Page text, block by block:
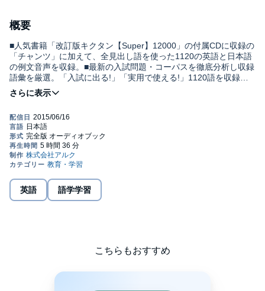
概要
■人気書籍「改訂版キクタン【Super】12000」の付属CDに収録の
「チャンツ」に加えて、全見出し語を使った1120の英語と日本語
の例文音声を収録。■最新の入試問題・コーパスを徹底分析し収録
語彙を厳選。「入試に出る!」「実用で使える!」1120語を収録し
ました。超難関大学突破、ネイティブ並みの単語力の獲得を目標
とする方におすすめです。※例文音声は、書籍の付属CDには収録
報は含まれておりません。書籍と合わせて学習することをおすす
めします。※対象レベル:難関大学レベル/TOEICスコア600以上/英
検:準1級~1級(C)2012 ALC PRESS, INC.
英語 語学学習
こちらもおすすめ